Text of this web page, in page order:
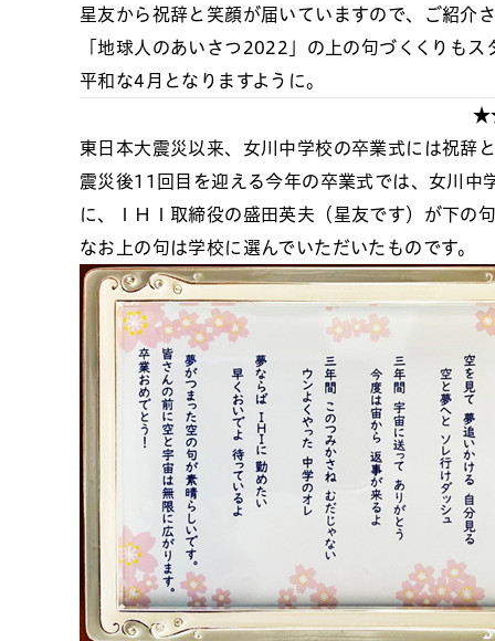
星友から祝辞と笑顔が届いていますので、ご紹介
「地球人のあいさつ2022」の上の句づくくりも
平和な4月となりますように。
東日本大震災以来、女川中学校の卒業式には祝辞
震災後11回目を迎える今年の卒業式では、女川
に、ＩＨＩ取締役の盛田英夫（星友です）が下の
なお上の句は学校に選んでいただいたものです。